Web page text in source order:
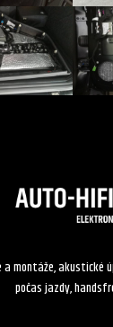
montáže, akustické
počas jazdy,